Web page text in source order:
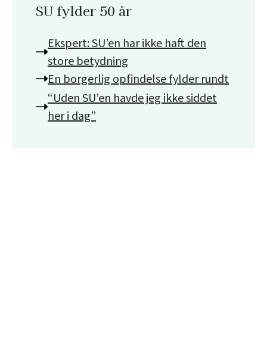
SU fylder 50 år
Ekspert: SU’en har ikke haft den
store betydning
En borgerlig opfindelse fylder rundt
“Uden SU’en havde jeg ikke siddet
her i dag”